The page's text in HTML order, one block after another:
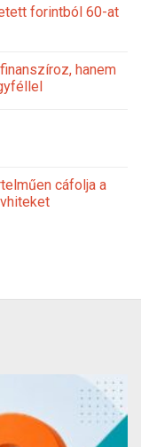
forintból 60-at
hanem
cáfolja a